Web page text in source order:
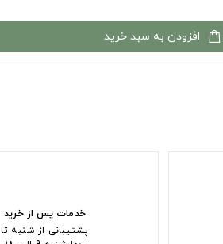
افزودن به سبد خرید
خدمات پس از خرید
پشتیبانی از شنبه تا